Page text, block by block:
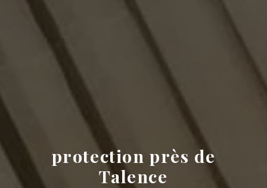
protection près de
Talence